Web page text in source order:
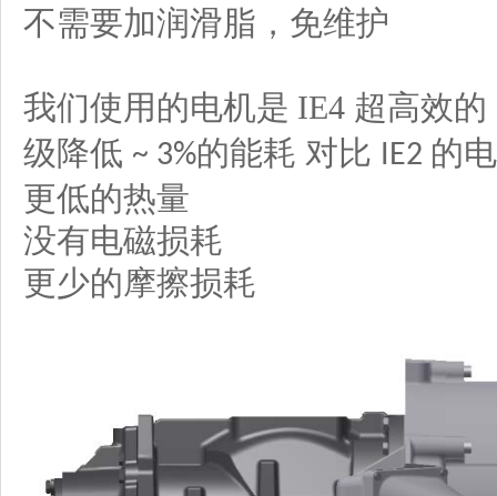
不需要加润滑脂，免维护
我们使用的电机是 IE4 超高效
级降低 ~ 3%的能耗 对比 IE2 的
更低的热量
没有电磁损耗
更少的摩擦损耗